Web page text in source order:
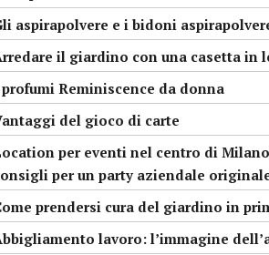
aspirapolvere e i bidoni
il giardino con una casetta in
Reminiscence da donna
del gioco di carte
per eventi nel centro di
per un party aziendale
prendersi cura del giardino in
lavoro: l’immagine